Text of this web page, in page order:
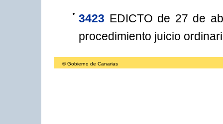
3423 EDICTO de 27 de
procedimiento juicio
© Gobierno de Canarias